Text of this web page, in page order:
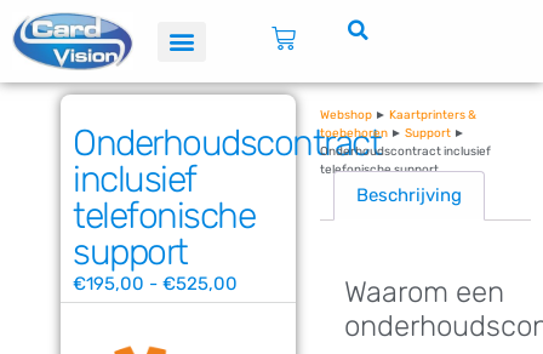
Onderhoudscontract
inclusief
telefonische
support
€195,00 - €525,00
Webshop ► Kaartprinters &
toebehoren ► Support ►
Onderhoudscontract inclusief
telefonische support
Beschrijving
Waarom een